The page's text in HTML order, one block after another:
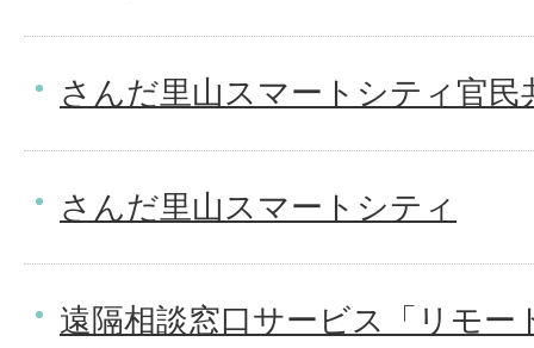
さんだ里山スマートシティ官
さんだ里山スマートシティ
遠隔相談窓口サービス「リモー